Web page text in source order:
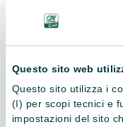
Questo sito web
Questo sito utilizza i
(I) per scopi tecnici e
impostazioni del sito